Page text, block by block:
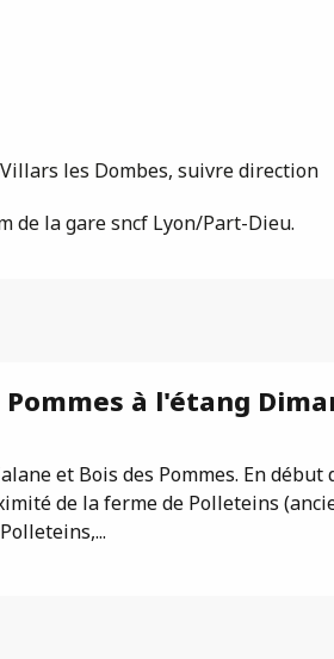
les Dombes, suivre direction
de la gare sncf Lyon/Part-Dieu.
à l'étang
et Bois des Pommes. En début
de la ferme de Polleteins